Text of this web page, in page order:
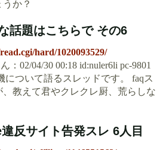
か？
話題はこちらで その6
hard/1020093529/
：02/04/30 00:18 id:nuler6li pc-9801
について語るスレッドです。 faqス
教えて君やクレクレ厨、荒らしな
反サイト告発スレ 6人目